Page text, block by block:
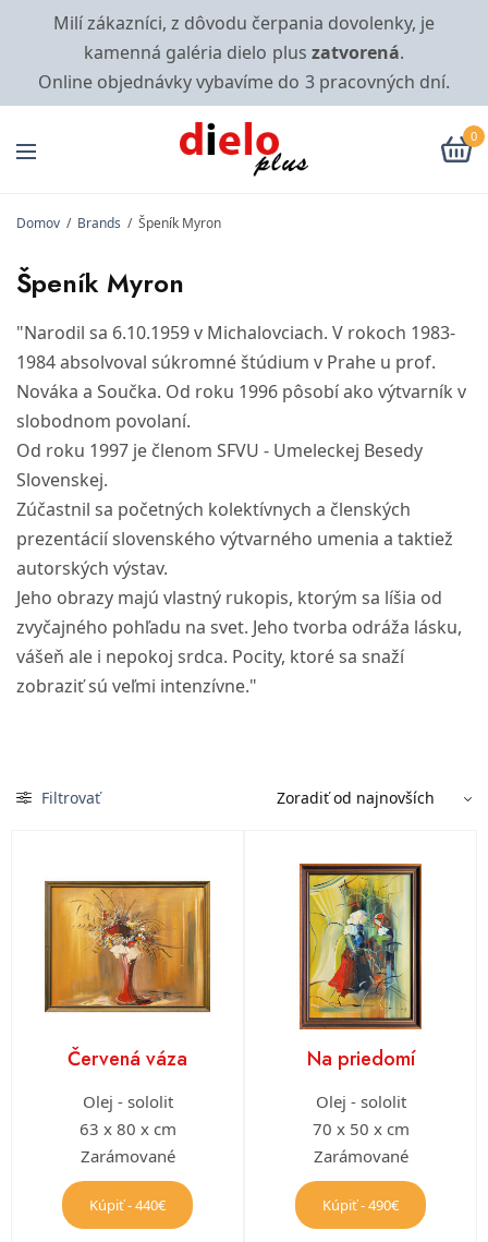
Milí zákazníci, z dôvodu čerpania dovolenky, je
kamenná galéria dielo plus zatvorená.
Online objednávky vybavíme do 3 pracovných dní.
0
Domov / Brands / Špeník Myron
Špeník Myron
"Narodil sa 6.10.1959 v Michalovciach. V rokoch 1983-
1984 absolvoval súkromné štúdium v Prahe u prof.
Nováka a Součka. Od roku 1996 pôsobí ako výtvarník v
slobodnom povolaní.
Od roku 1997 je členom SFVU - Umeleckej Besedy
Slovenskej.
Zúčastnil sa početných kolektívnych a členských
prezentácií slovenského výtvarného umenia a taktiež
autorských výstav.
Jeho obrazy majú vlastný rukopis, ktorým sa líšia od
zvyčajného pohľadu na svet. Jeho tvorba odráža lásku,
vášeň ale i nepokoj srdca. Pocity, ktoré sa snaží
zobraziť sú veľmi intenzívne."
Filtrovať
Červená váza
Olej - sololit
63 x 80 x cm
Zarámované
Kúpiť - 440€
Na priedomí
Olej - sololit
70 x 50 x cm
Zarámované
Kúpiť - 490€